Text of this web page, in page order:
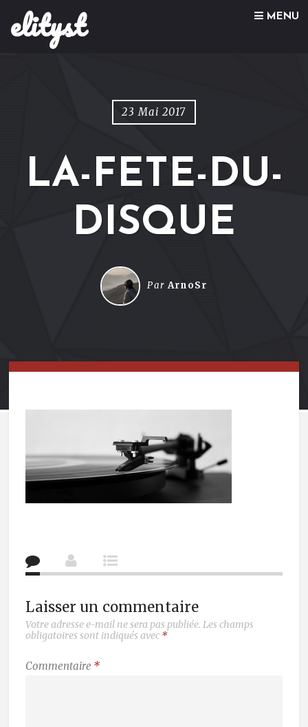
elityst MENU
Skip to content
23 Mai 2017
LA-FETE-DU-
DISQUE
ParArnoSr
Laisser un commentaire
Votre adresse e-mail ne sera pas publiée. Les champs
obligatoires sont indiqués avec *
Commentaire *